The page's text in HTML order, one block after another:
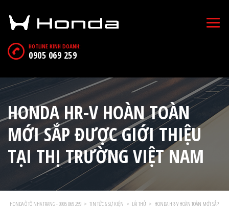
HOTLINE KINH DOANH:
0905 069 259
HONDA HR-V HOÀN TOÀN
MỚI SẮP ĐƯỢC GIỚI THIỆU
TẠI THỊ TRƯỜNG VIỆT NAM
HONDA Ô TÔ NHA TRANG - 0905 069 259 > TIN TỨC & SỰ KIỆN > LÁI THỬ > HONDA HR-V HOÀN TOÀN MỚI SẮP